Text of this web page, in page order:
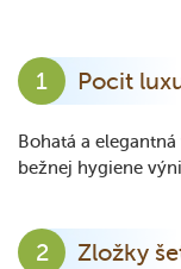
Pocit
Bohatá a
bežnej hygiene
Zložky